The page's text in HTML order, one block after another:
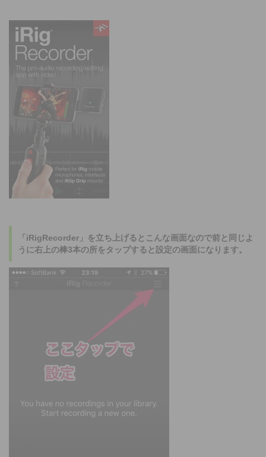
「iRigRecorder」を立ち上げるとこんな画面なので前と同じよ
うに右上の棒3本の所をタップすると設定の画面になります。